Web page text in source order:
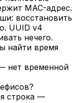
MAC-адрес.
восстановить
UUID v4
нечего.
найти время
нет временной
строка —